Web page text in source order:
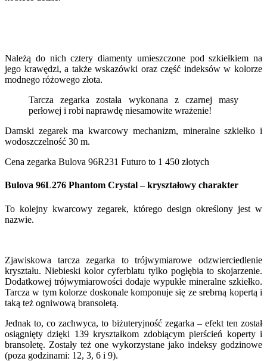
Należą do nich cztery diamenty umieszczone pod szkiełkiem na
jego krawędzi, a także wskazówki oraz część indeksów w kolorze
modnego różowego złota.
Tarcza zegarka została wykonana z czarnej masy
perłowej i robi naprawdę niesamowite wrażenie!
Damski zegarek ma kwarcowy mechanizm, mineralne szkiełko i
wodoszczelność 30 m.
Cena zegarka Bulova 96R231 Futuro to 1 450 złotych
Bulova 96L276 Phantom Crystal – kryształowy charakter
To kolejny kwarcowy zegarek, którego design określony jest w
nazwie.
Zjawiskowa tarcza zegarka to trójwymiarowe odzwierciedlenie
kryształu. Niebieski kolor cyferblatu tylko pogłębia to skojarzenie.
Dodatkowej trójwymiarowości dodaje wypukłe mineralne szkiełko.
Tarcza w tym kolorze doskonale komponuje się ze srebrną kopertą i
taką też ogniwową bransoletą.
Jednak to, co zachwyca, to biżuteryjność zegarka – efekt ten został
osiągnięty dzięki 139 kryształkom zdobiącym pierścień koperty i
bransoletę. Zostały też one wykorzystane jako indeksy godzinowe
(poza godzinami: 12, 3, 6 i 9).